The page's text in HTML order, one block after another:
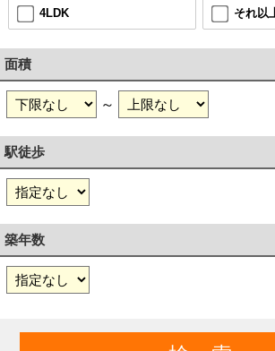
4LDK それ以
面積
～
駅徒歩
築年数